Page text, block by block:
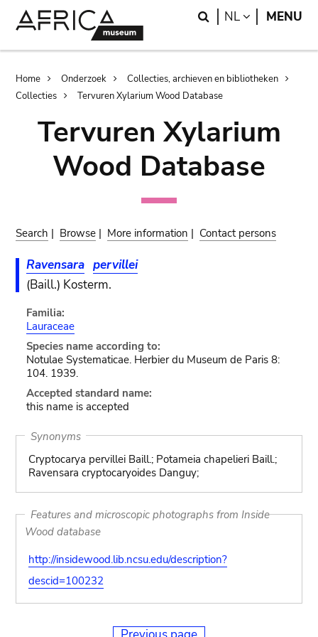
Search
NL LANGUAGE
MENU
Breadcrumb
Home Onderzoek
Collecties, archieven en bibliotheken
Collecties
Tervuren Xylarium Wood Database
Tervuren Xylarium
Wood Database
Search | Browse | More information | Contact persons
Ravensara pervillei
(Baill.) Kosterm.
Familia:
Lauraceae
Species name according to:
Notulae Systematicae. Herbier du Museum de Paris 8:
104. 1939.
Accepted standard name:
this name is accepted
Synonyms
Cryptocarya pervillei Baill.; Potameia chapelieri Baill.;
Ravensara cryptocaryoides Danguy;
Features and microscopic photographs from Inside
Wood database
http://insidewood.lib.ncsu.edu/description?
descid=100232